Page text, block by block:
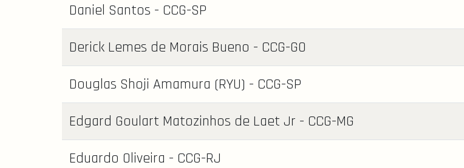
Daniel Santos - CCG-SP
Derick Lemes de Morais Bueno - CCG-GO
Douglas Shoji Amamura (RYU) - CCG-SP
Edgard Goulart Matozinhos de Laet Jr - CCG-MG
Eduardo Oliveira - CCG-RJ